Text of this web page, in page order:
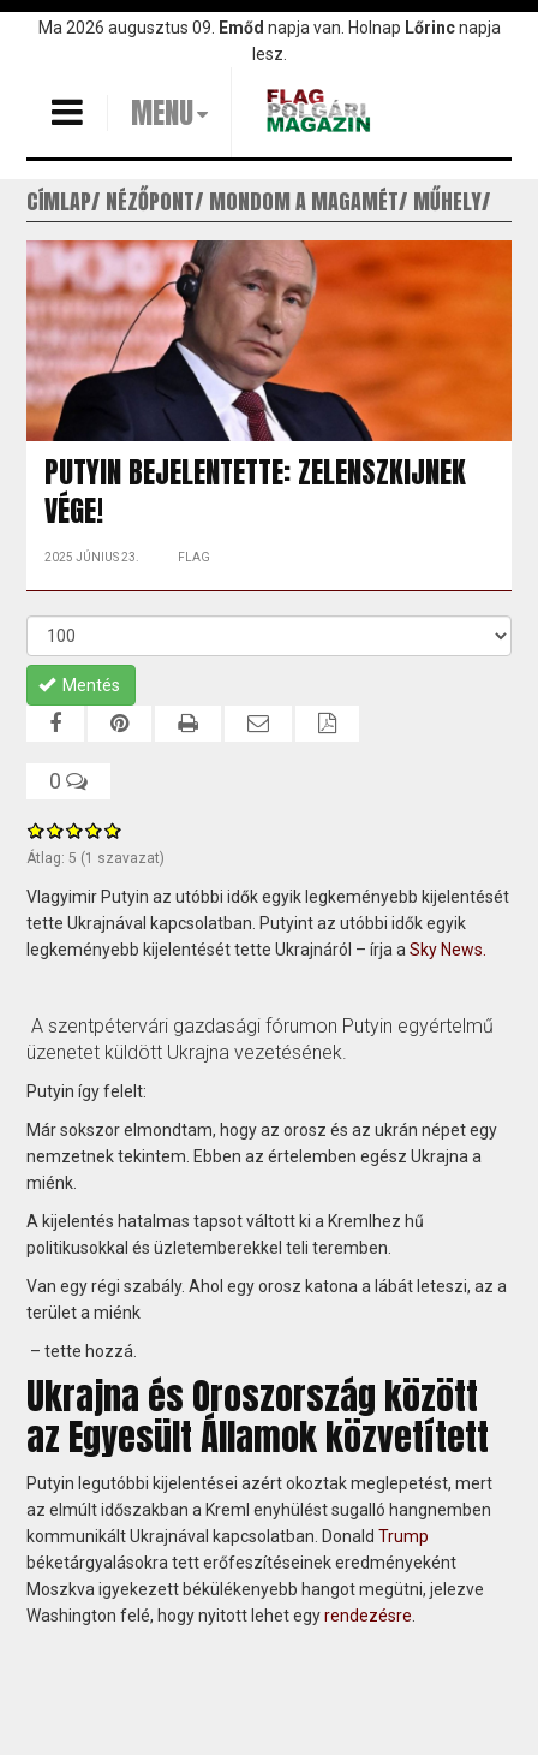
UgrásMa 2026 augusztus 09. Emőd napja van. Holnap Lőrincnapja
lesz.
MENU
CÍMLAP NÉZŐPONT MONDOM A MAGAMÉT MŰHELY
PUTYIN BEJELENTETTE: ZELENSZKIJNEK
VÉGE!
2025 JÚNIUS 23. FLAG
Mentés
0
Átlag: 5 (1 szavazat)
Vlagyimir Putyin az utóbbi idők egyik legkeményebb kijelentését
tette Ukrajnával kapcsolatban. Putyint az utóbbi idők egyik
legkeményebb kijelentését tette Ukrajnáról – írja aSky News.
A szentpétervári gazdasági fórumon Putyin egyértelmű
üzenetet küldött Ukrajna vezetésének.
Putyin így felelt:
Már sokszor elmondtam, hogy az orosz és az ukrán népet egy
nemzetnek tekintem. Ebben az értelemben egész Ukrajna a
miénk.
A kijelentés hatalmas tapsot váltott ki a Kremlhez hű
politikusokkal és üzletemberekkel teli teremben.
Van egy régi szabály. Ahol egy orosz katona a lábát leteszi, az a
terület a miénk
– tette hozzá.
Ukrajna és Oroszország között
az Egyesült Államok közvetített
Putyin legutóbbi kijelentései azért okoztak meglepetést, mert
az elmúlt időszakban a Kreml enyhülést sugalló hangnemben
kommunikált Ukrajnával kapcsolatban. DonaldTrump
béketárgyalásokra tett erőfeszítéseinek eredményeként
Moszkva igyekezett békülékenyebb hangot megütni, jelezve
Washington felé, hogy nyitott lehet egyrendezésre